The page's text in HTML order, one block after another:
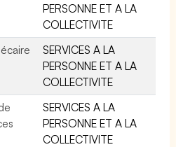
PERSONNE ET A LA
COLLECTIVITE
SERVICES A LA
PERSONNE ET A LA
COLLECTIVITE
SERVICES A LA
PERSONNE ET A LA
COLLECTIVITE